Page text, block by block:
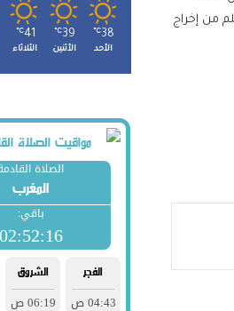
من إخراج
38
℃
الأحد
39
℃
الأثنين
41
℃
الثلاثاء